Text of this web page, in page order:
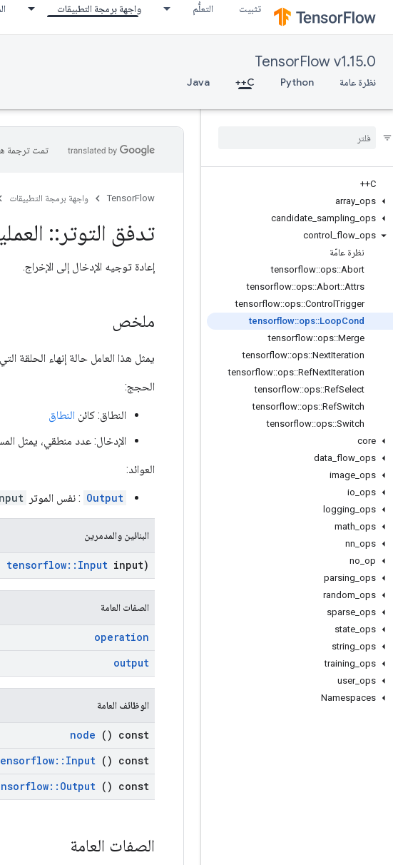
تثبيت التعلُّم واجهة برمجة التطبيقات
TensorFlow v1.15.0
نظرة عامة Python
C++
Java
C++
array ops
candidate sampling ops
control
flow ops
نظرة عامّة
tensorflow::ops::Abort
tensorflow::ops::Abort::Attrs
tensorflow::ops::ControlTrigger
tensorflow::ops::LoopCond
tensorflow::ops::Merge
tensorflow::ops::NextIteration
tensorflow::ops::RefNextIteration
tensorflow::ops::RefSelect
tensorflow::ops::RefSwitch
tensorflow::ops::Switch
core
data flow ops
image ops
io ops
logging ops
math ops
nn ops
no op
parsing ops
random ops
sparse ops
state ops
string ops
training ops
user_ ops
Namespaces
تمت ترجمة
TensorFlow واجهة برمجة التطبيقات
تدفق التوتر ::
إعادة توجيه الإدخال إلى الإخراج.
ملخص
يمثل هذا العامل حالة إنهاء الحلقة
الحجج:
النطاق: كائن النطاق
الإدخال: عدد منطقي، يمثل
العوائد:
Output : نفس الموتر
البنائين والمدمرين
tensorflow:: Input input)
الصفات العامة
operation
output
الوظائف العامة
node () const
:: Input () const
:: Output () const
الصفات العامة